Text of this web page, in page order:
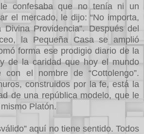
confesaba que no tenía ni un
el mercado, le dijo: “No importa,
Providencia”. Después del
la Pequeña Casa se amplió
forma ese prodigio diario de la
de la caridad que hoy el mundo
con el nombre de “Cottolengo”.
construidos por la fe, está la
de una república modelo, que le
Platón.
aquí no tiene sentido. Todos